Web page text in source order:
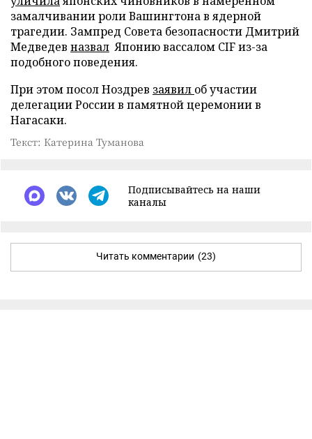
замалчивании роли Вашингтона в ядерной
трагедии. Зампред Совета безопасности Дмитрий
Медведев назвал Японию вассалом CIF из-за
подобного поведения.
При этом посол Ноздрев заявил об участии
делегации России в памятной церемонии в
Нагасаки.
Текст: Катерина Туманова
Подписывайтесь на наши
каналы
Читать комментарии (23)